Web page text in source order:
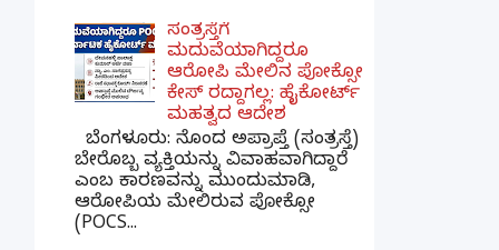
ಸಂತ್ರಸ್ತೆಗೆ
ಮದುವೆಯಾಗಿದ್ದರೂ
ಆರೋಪಿ ಮೇಲಿನ ಪೋಕ್ಸೋ
ಕೇಸ್ ರದ್ದಾಗಲ್ಲ: ಹೈಕೋರ್ಟ್
ಮಹತ್ವದ ಆದೇಶ
ಬೆಂಗಳೂರು: ನೊಂದ ಅಪ್ರಾಪ್ತೆ (ಸಂತ್ರಸ್ತೆ)
ಬೇರೊಬ್ಬ ವ್ಯಕ್ತಿಯನ್ನು ವಿವಾಹವಾಗಿದ್ದಾರೆ
ಎಂಬ ಕಾರಣವನ್ನು ಮುಂದುಮಾಡಿ,
ಆರೋಪಿಯ ಮೇಲಿರುವ ಪೋಕ್ಸೋ
(POCS...